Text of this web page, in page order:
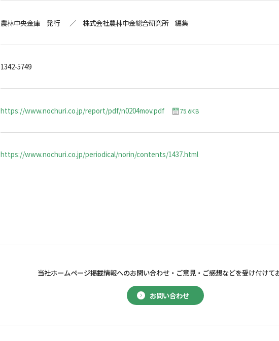
農林中央金庫 発行 ／ 株式会社農林中金総合研究所 編集
1342-5749
https://www.nochuri.co.jp/report/pdf/n0204mov.pdf 75.6KB
https://www.nochuri.co.jp/periodical/norin/contents/1437.html
お問い合わせ
当社ホームページ掲載情報へのお問い合わせ・ ご意見・ご感想などを受け付けて